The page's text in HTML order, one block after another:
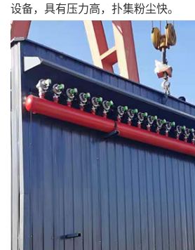
设备，具有压力高，扑集粉尘快。